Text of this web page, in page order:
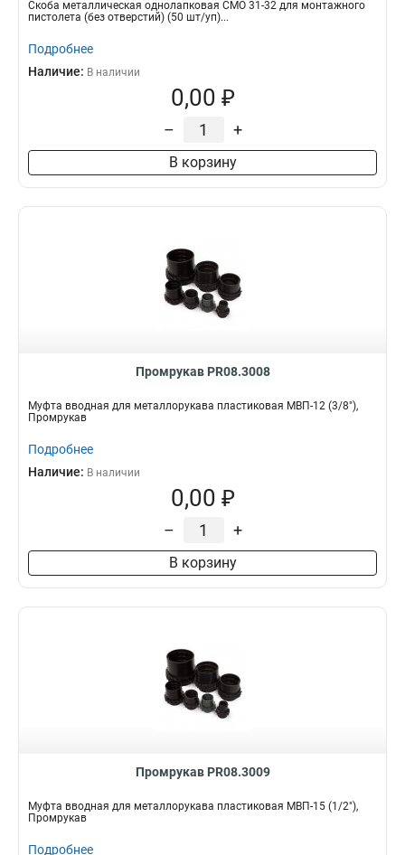
Скоба металлическая однолапковая СМО 31-32 для монтажного
пистолета (без отверстий) (50 шт/уп)...
Подробнее
Наличие: В наличии
0,00 ₽
– +
В корзину
Промрукав PR08.3008
Муфта вводная для металлорукава пластиковая МВП-12 (3/8"),
Промрукав
Подробнее
Наличие: В наличии
0,00 ₽
– +
В корзину
Промрукав PR08.3009
Муфта вводная для металлорукава пластиковая МВП-15 (1/2"),
Промрукав
Подробнее